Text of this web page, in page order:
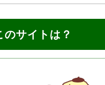
のサイトは？